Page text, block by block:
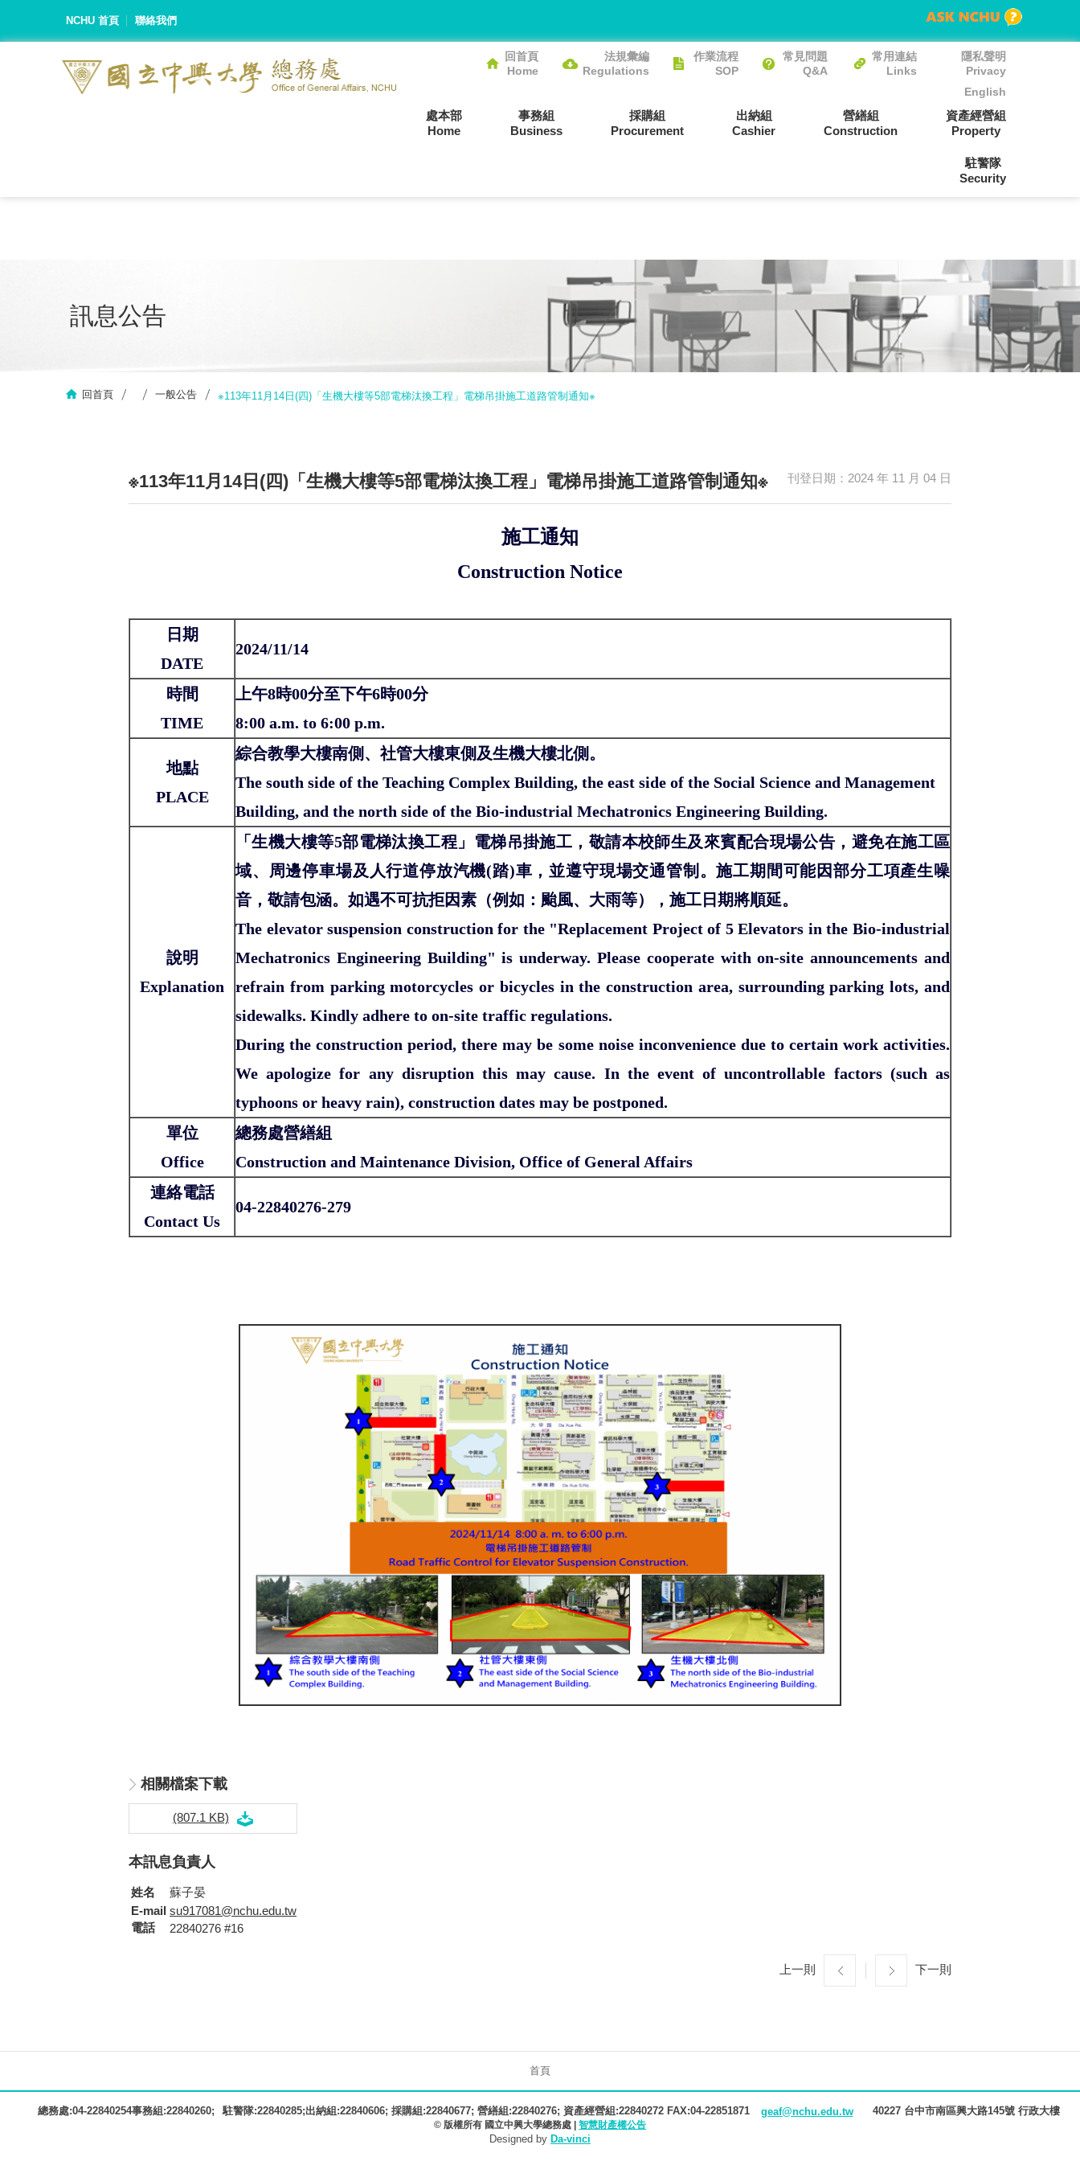
NCHU 首頁 聯絡我們
回首頁
Home
法規彙編
Regulations
作業流程
SOP
常見問題
Q&A
常用連結
Links
隱私聲明
Privacy
English
處本部
Home
事務組
Business
採購組
Procurement
出納組
Cashier
營繕組
Construction
資產經營組
Property
駐警隊
Security
訊息公告
回首頁 一般公告 ※113年11月14日(四)「生機大樓等5部電梯汰換工程」電梯吊掛施工道路管制通知※
※113年11月14日(四)「生機大樓等5部電梯汰換工程」電梯吊掛施工道路管制通知※ 刊登日期：2024 年 11 月 04 日
施工通知
Construction Notice
日期
DATE
2024/11/14
時間
TIME
上午8時00分至下午6時00分
8:00 a.m. to 6:00 p.m.
地點
PLACE
綜合教學大樓南側、社管大樓東側及生機大樓北側。
The south side of the Teaching Complex Building, the east side of the Social Science and Management
Building, and the north side of the Bio-industrial Mechatronics Engineering Building.
說明
Explanation
「生機大樓等5部電梯汰換工程」電梯吊掛施工，敬請本校師生及來賓配合現場公告，避免在施工區
域、周邊停車場及人行道停放汽機(踏)車，並遵守現場交通管制。施工期間可能因部分工項產生噪
音，敬請包涵。如遇不可抗拒因素（例如：颱風、大雨等），施工日期將順延。
The elevator suspension construction for the "Replacement Project of 5 Elevators in the Bio-industrial
Mechatronics Engineering Building" is underway. Please cooperate with on-site announcements and
refrain from parking motorcycles or bicycles in the construction area, surrounding parking lots, and
sidewalks. Kindly adhere to on-site traffic regulations.
During the construction period, there may be some noise inconvenience due to certain work activities.
We apologize for any disruption this may cause. In the event of uncontrollable factors (such as
typhoons or heavy rain), construction dates may be postponed.
單位
Office
總務處營繕組
Construction and Maintenance Division, Office of General Affairs
連絡電話
Contact Us
04-22840276-279
相關檔案下載
(807.1 KB)
本訊息負責人
姓名
蘇子晏
E-mail su917081@nchu.edu.tw
電話
22840276 #16
上一則 下一則
首頁
總務處:04-22840254事務組:22840260; 駐警隊:22840285;出納組:22840606; 採購組:22840677; 營繕組:22840276; 資產經營組:22840272 FAX:04-22851871 geaf@nchu.edu.tw 40227 台中市南區興大路145號 行政大樓
© 版權所有 國立中興大學總務處 | 智慧財產權公告
Designed by Da-vinci